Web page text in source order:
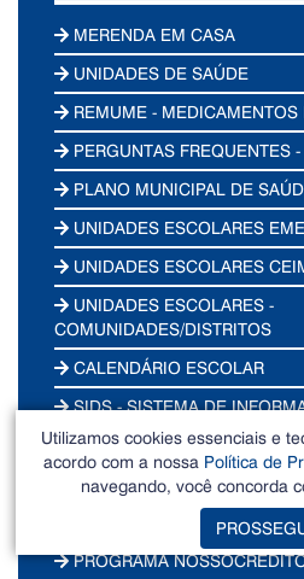
MERENDA EM CASA
UNIDADES DE SAÚDE
REMUME - MEDICAMENTOS
PERGUNTAS FREQUENTES
PLANO MUNICIPAL DE
UNIDADES ESCOLARES
UNIDADES ESCOLARES
UNIDADES ESCOLARES -
COMUNIDADES/DISTRITOS
CALENDÁRIO ESCOLAR
SIDS - SISTEMA DE
TERMO DE COMPROMISSO
LICENCIAMENTO
LINHAS E HORÁRIOS DE
PROGRAMA
Utilizamos cookies essenciais e
acordo com a nossa Política de
navegando, você concorda